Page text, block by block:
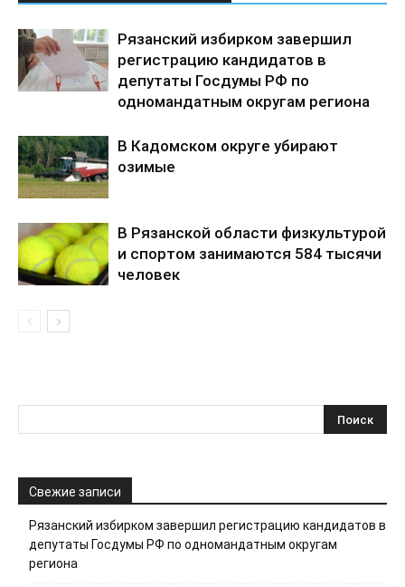
Рязанский избирком завершил
регистрацию кандидатов в
депутаты Госдумы РФ по
одномандатным округам региона
В Кадомском округе убирают
озимые
В Рязанской области физкультурой
и спортом занимаются 584 тысячи
человек
Свежие записи
Рязанский избирком завершил регистрацию кандидатов в
депутаты Госдумы РФ по одномандатным округам
региона